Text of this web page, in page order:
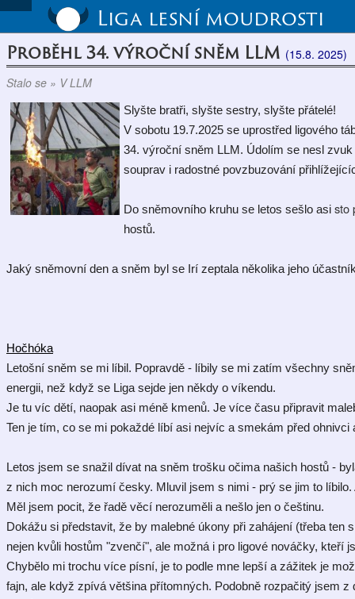
Liga lesní moudrosti
Proběhl 34. výroční sněm LLM (15.8. 2025)
Stalo se » V LLM
Slyšte bratři, slyšte sestry, slyšte přátelé!
V sobotu 19.7.2025 se uprostřed ligového
34. výroční sněm LLM. Údolím se nesl
souprav i radostné povzbuzování
Do sněmovního kruhu se letos sešlo asi sto
hostů.
Jaký sněmovní den a sněm byl se Irí zeptala několika jeho
Hočhóka
Letošní sněm se mi líbil. Popravdě - líbily se mi zatím všechny
energii, než když se Liga sejde jen někdy o víkendu.
Je tu víc dětí, naopak asi méně kmenů. Je více času připravit
Ten je tím, co se mi pokaždé líbí asi nejvíc a smekám před ohnivci
Letos jsem se snažil dívat na sněm trošku očima našich hostů -
z nich moc nerozumí česky. Mluvil jsem s nimi - prý se jim to
Měl jsem pocit, že řadě věcí nerozuměli a nešlo jen o češtinu.
Dokážu si představit, že by malebné úkony při zahájení (třeba ten
nejen kvůli hostům "zvenčí", ale možná i pro ligové nováčky, kteří
Chybělo mi trochu více písní, je to podle mne lepší a zážitek je
fajn, ale když zpívá většina přítomných. Podobně rozpačitý jsem